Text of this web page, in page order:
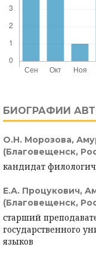
БИОГРАФИИ
О.Н. Морозова,
(Благовещенск,
кандидат
Е.А. Процукович,
(Благовещенск,
старший
государственного
языков